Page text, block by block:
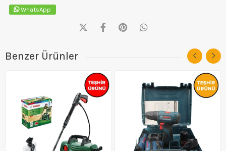
WhatsApp
Benzer Ürünler